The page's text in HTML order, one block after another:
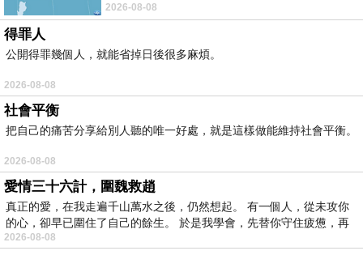
2026-08-08
得罪人
公開得罪幾個人，就能省掉日後很多麻煩。
2026-08-08
社會平衡
把自己的痛苦分享給別人聽的唯一好處，就是這樣做能維持社會平衡。
2026-08-08
愛情三十六計，圍魏救趙
真正的愛，在我走遍千山萬水之後，仍然想起。 有一個人，從未攻你
的心，卻早已圍住了自己的餘生。 於是我學會，先替你守住疲憊，再
2026-08-08